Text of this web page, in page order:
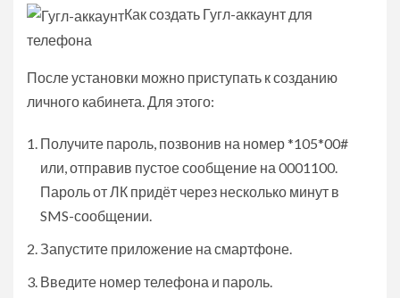
Как создать Гугл-аккаунт для
телефона
После установки можно приступать к созданию
личного кабинета. Для этого:
Получите пароль, позвонив на номер *105*00#
или, отправив пустое сообщение на 0001100.
Пароль от ЛК придёт через несколько минут в
SMS-сообщении.
Запустите приложение на смартфоне.
Введите номер телефона и пароль.